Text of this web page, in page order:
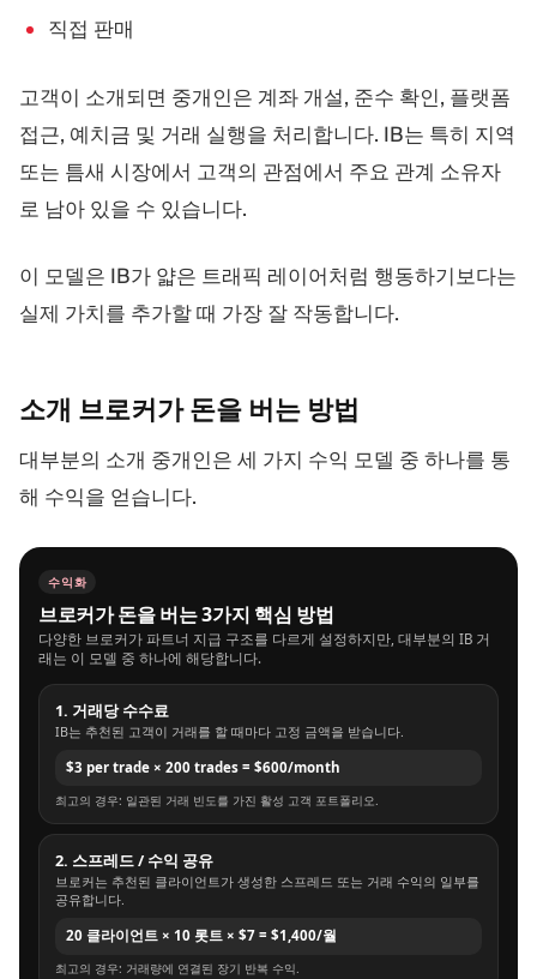
직접 판매
고객이 소개되면 중개인은 계좌 개설, 준수 확인, 플랫폼
접근, 예치금 및 거래 실행을 처리합니다. IB는 특히 지역
또는 틈새 시장에서 고객의 관점에서 주요 관계 소유자
로 남아 있을 수 있습니다.
이 모델은 IB가 얇은 트래픽 레이어처럼 행동하기보다는
실제 가치를 추가할 때 가장 잘 작동합니다.
소개 브로커가 돈을 버는 방법
대부분의 소개 중개인은 세 가지 수익 모델 중 하나를 통
해 수익을 얻습니다.
수익화
브로커가 돈을 버는 3가지 핵심 방법
다양한 브로커가 파트너 지급 구조를 다르게 설정하지만, 대부분의 IB 거
래는 이 모델 중 하나에 해당합니다.
1. 거래당 수수료
IB는 추천된 고객이 거래를 할 때마다 고정 금액을 받습니다.
$3 per trade × 200 trades = $600/month
최고의 경우: 일관된 거래 빈도를 가진 활성 고객 포트폴리오.
2. 스프레드 / 수익 공유
브로커는 추천된 클라이언트가 생성한 스프레드 또는 거래 수익의 일부를
공유합니다.
20 클라이언트 × 10 롯트 × $7 = $1,400/월
최고의 경우: 거래량에 연결된 장기 반복 수익.